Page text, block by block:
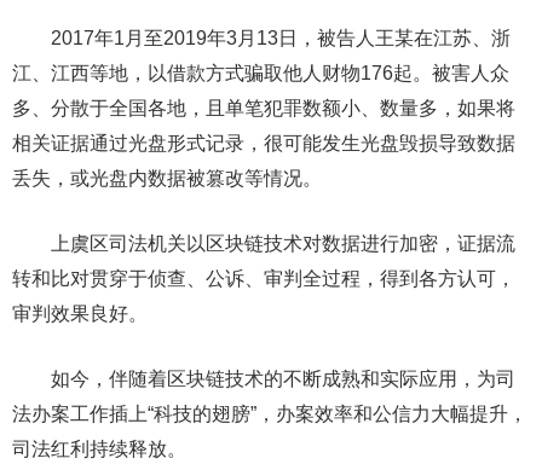
2017年1月至2019年3月13日，被告人王某在江苏、浙
江、江西等地，以借款方式骗取他人财物176起。被害人众
多、分散于全国各地，且单笔犯罪数额小、数量多，如果将
相关证据通过光盘形式记录，很可能发生光盘毁损导致数据
丢失，或光盘内数据被篡改等情况。
上虞区司法机关以区块链技术对数据进行加密，证据流
转和比对贯穿于侦查、公诉、审判全过程，得到各方认可，
审判效果良好。
如今，伴随着区块链技术的不断成熟和实际应用，为司
法办案工作插上“科技的翅膀”，办案效率和公信力大幅提升，
司法红利持续释放。